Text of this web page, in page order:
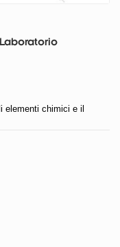
elementi chimici e il
scientifica. Può
alta temperatura come